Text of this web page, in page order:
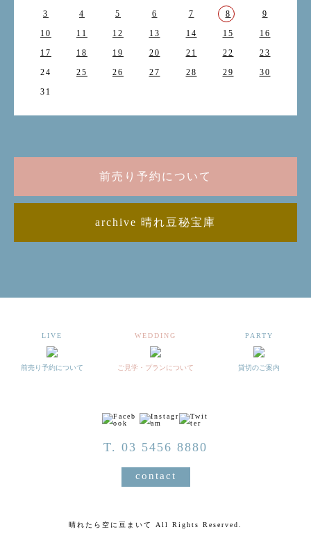
3
4 5 6 7 8
9
10
11 12 13 14 15
16
17
18 19 20 21 22
23
24
25 26 27 28 29
30
31
前売り予約について
archive 晴れ豆秘宝庫
LIVE
前売り予約について
WEDDING
ご見学・プランについて
PARTY
貸切のご案内
T. 03 5456 8880
contact
晴れたら空に豆まいて All Rights Reserved.